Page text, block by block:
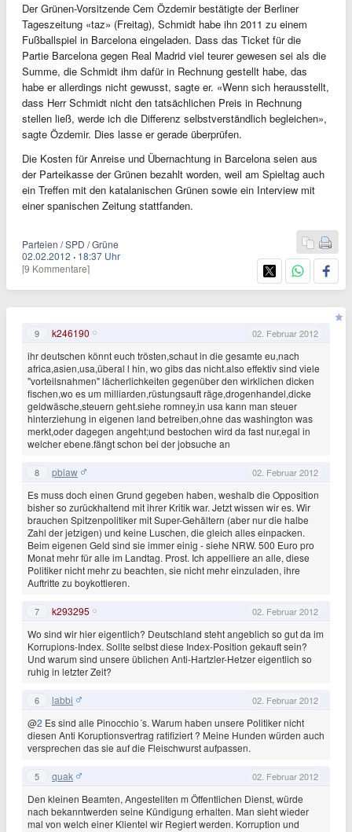
Der Grünen-Vorsitzende Cem Özdemir bestätigte der Berliner
Tageszeitung «taz» (Freitag), Schmidt habe ihn 2011 zu einem
Fußballspiel in Barcelona eingeladen. Dass das Ticket für die
Partie Barcelona gegen Real Madrid viel teurer gewesen sei als die
Summe, die Schmidt ihm dafür in Rechnung gestellt habe, das
habe er allerdings nicht gewusst, sagte er. «Wenn sich herausstellt,
dass Herr Schmidt nicht den tatsächlichen Preis in Rechnung
stellen ließ, werde ich die Differenz selbstverständlich begleichen»,
sagte Özdemir. Dies lasse er gerade überprüfen.
Die Kosten für Anreise und Übernachtung in Barcelona seien aus
der Parteikasse der Grünen bezahlt worden, weil am Spieltag auch
ein Treffen mit den katalanischen Grünen sowie ein Interview mit
einer spanischen Zeitung stattfanden.
Parteien / SPD / Grüne
02.02.2012 · 18:37 Uhr
[9 Kommentare]
9 k246190 02. Februar 2012
ihr deutschen könnt euch trösten,schaut in die gesamte eu,nach
africa,asien,usa,überal l hin, wo gibs das nicht.also effektiv sind viele
"vorteilsnahmen" lächerlichkeiten gegenüber den wirklichen dicken
fischen,wo es um milliarden,rüstungsauft räge,drogenhandel,dicke
geldwäsche,steuern geht.siehe romney,in usa kann man steuer
hinterziehung in eigenen land betreiben,ohne das washington was
merkt,oder dagegen angeht;und bestochen wird da fast nur,egal in
welcher ebene.fängt schon bei der jobsuche an
8 pblaw 02. Februar 2012
Es muss doch einen Grund gegeben haben, weshalb die Opposition
bisher so zurückhaltend mit ihrer Kritik war. Jetzt wissen wir es. Wir
brauchen Spitzenpolitiker mit Super-Gehältern (aber nur die halbe
Zahl der jetzigen) und keine Luschen, die gleich alles einpacken.
Beim eigenen Geld sind sie immer einig - siehe NRW. 500 Euro pro
Monat mehr für alle im Landtag. Prost. Ich appelliere an alle, diese
Politiker nicht mehr zu beachten, sie nicht mehr einzuladen, ihre
Auftritte zu boykottieren.
7 k293295 02. Februar 2012
Wo sind wir hier eigentlich? Deutschland steht angeblich so gut da im
Korrupions-Index. Sollte selbst diese Index-Position gekauft sein?
Und warum sind unsere üblichen Anti-Hartzler-Hetzer eigentlich so
ruhig in letzter Zeit?
6 labbi 02. Februar 2012
@2 Es sind alle Pinocchio´s. Warum haben unsere Politiker nicht
diesen Anti Koruptionsvertrag ratifiziert ? Meine Hunden würden auch
versprechen das sie auf die Fleischwurst aufpassen.
5 quak 02. Februar 2012
Den kleinen Beamten, Angestellten m Öffentlichen Dienst, würde
nach bekanntwerden seine Kündigung erhalten. Man sieht wieder
mal von welch einer Klientel wir Regiert werden. Korruption und